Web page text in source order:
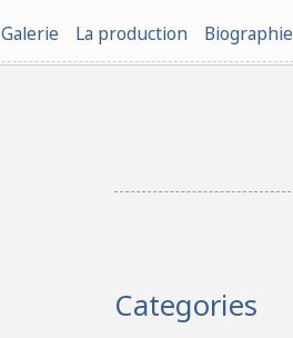
Galerie La production Biographie
Categories